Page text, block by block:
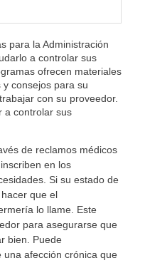
para la Administración
a controlar sus
ofrecen materiales
consejos para su
con su proveedor.
a controlar sus
de reclamos médicos
en los
Si su estado de
que el
lo llame. Este
para asegurarse que
bien. Puede
afección crónica que